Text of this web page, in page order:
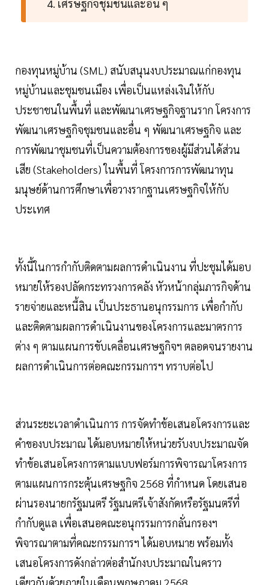
4. เศรษฐกิจชุมชนและอื่น ๆ
กองทุนหมู่บ้าน (SML) สนับสนุนงบประมาณแก่กองทุน
หมู่บ้านและชุมชนเมือง เพื่อเป็นแหล่งเงินให้กับ
ประชาชนในพื้นที่ และพัฒนาเศรษฐกิจฐานราก โครงการ
พัฒนาเศรษฐกิจชุมชนและอื่น ๆ พัฒนาเศรษฐกิจ และ
การพัฒนาชุมชนที่เป็นความต้องการของผู้มีส่วนได้ส่วน
เสีย (Stakeholders) ในพื้นที่ โครงการการพัฒนาทุน
มนุษย์ด้านการศึกษาเพื่อวางรากฐานเศรษฐกิจให้กับ
ประเทศ
ทั้งนี้ในการกำกับติดตามผลการดำเนินงาน ที่ปะชุมได้มอบ
หมายให้รองปลัดกระทรวงการคลัง หัวหน้ากลุ่มภารกิจด้าน
รายจ่ายและหนี้สิน เป็นประธานอนุกรรมการ เพื่อกำกับ
และติดตามผลการดำเนินงานของโครงการและมาตรการ
ต่าง ๆ ตามแผนการขับเคลื่อนเศรษฐกิจฯ ตลอดจนรายงาน
ผลการดำเนินการต่อคณะกรรมการฯ ทราบต่อไป
ส่วนระยะเวลาดำเนินการ การจัดทำข้อเสนอโครงการและ
คำของบประมาณ ได้มอบหมายให้หน่วยรับงบประมาณจัด
ทำข้อเสนอโครงการตามแบบฟอร์มการพิจารณาโครงการ
ตามแผนการกระตุ้นเศรษฐกิจ 2568 ที่กำหนด โดยเสนอ
ผ่านรองนายกรัฐมนตรี รัฐมนตรีเจ้าสังกัดหรือรัฐมนตรีที่
กำกับดูแล เพื่อเสนอคณะอนุกรรมการกลั่นกรองฯ
พิจารณาตามที่คณะกรรมการฯ ได้มอบหมาย พร้อมทั้ง
เสนอโครงการดังกล่าวต่อสำนักงบประมาณในคราว